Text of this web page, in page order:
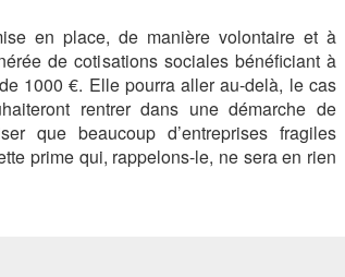
en place, de manière volontaire et à
de cotisations sociales bénéficiant à
1000 €. Elle pourra aller au-delà, le cas
rentrer dans une démarche de
que beaucoup d’entreprises fragiles
prime qui, rappelons-le, ne sera en rien